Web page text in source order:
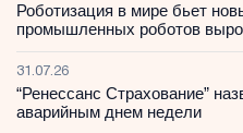
Роботизация в мире бьет
промышленных роботов
31.07.26
“Ренессанс Страхование”
аварийным днем недели